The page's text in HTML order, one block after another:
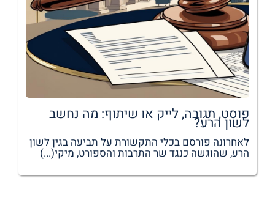
פוסט, תגובה, לייק או שיתוף: מה נחשב
לשון הרע?
לאחרונה פורסם בכלי התקשורת על תביעה בגין לשון
הרע, שהוגשה כנגד שר התרבות והספורט, מיקי(...)